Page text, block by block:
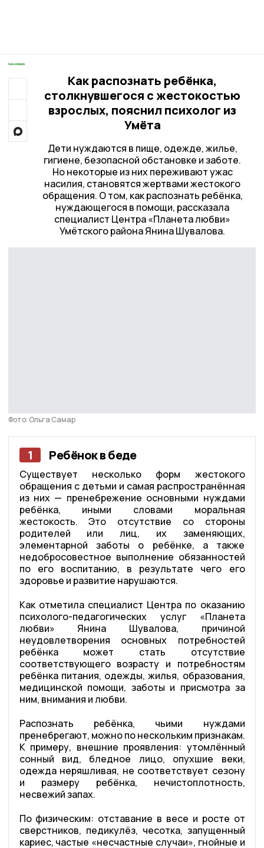
Как распознать ребёнка,
столкнувшегося с жестокостью
взрослых, пояснил психолог из
Умёта
Дети нуждаются в пище, одежде, жилье,
гигиене, безопасной обстановке и заботе.
Но некоторые из них переживают ужас
насилия, становятся жертвами жестокого
обращения. О том, как распознать ребёнка,
нуждающегося в помощи, рассказала
специалист Центра «Планета любви»
Умётского района Янина Шувалова.
Фото: Ольга Самар
1 Ребёнок в беде
Существует несколько форм жестокого
обращения с детьми и самая распространённая
из них — пренебрежение основными нуждами
ребёнка, иными словами моральная
жестокость. Это отсутствие со стороны
родителей или лиц, их заменяющих,
элементарной заботы о ребёнке, а также
недобросовестное выполнение обязанностей
по его воспитанию, в результате чего его
здоровье и развитие нарушаются.
Как отметила специалист Центра по оказанию
психолого-педагогических услуг «Планета
любви» Янина Шувалова, причиной
неудовлетворения основных потребностей
ребёнка может стать отсутствие
соответствующего возрасту и потребностям
ребёнка питания, одежды, жилья, образования,
медицинской помощи, заботы и присмотра за
ним, внимания и любви.
Распознать ребёнка, чьими нуждами
пренебрегают, можно по нескольким признакам.
К примеру, внешние проявления: утомлённый
сонный вид, бледное лицо, опухшие веки,
одежда неряшливая, не соответствует сезону
и размеру ребёнка, нечистоплотность,
несвежий запах.
По физическим: отставание в весе и росте от
сверстников, педикулёз, чесотка, запущенный
кариес, частые «несчастные случаи», гнойные и